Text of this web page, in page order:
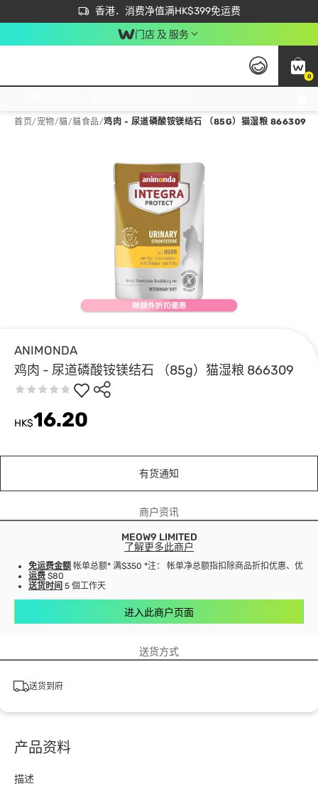
香港．消费净值满HK$399免运费
立即成为易赏钱会员尽享独家优惠
首次APP下单买满$450 输入 NEWAPP 即减$50
门店 及 服务
0
首页/ 宠物/貓/貓食品/鸡肉 - 尿道磷酸铵镁结石 （85G）猫湿粮 866309
ANIMONDA
鸡肉 - 尿道磷酸铵镁结石 （85g）猫湿粮 866309
HK$16.20
有货通知
商户资讯
MEOW9 LIMITED
了解更多此商户
免运费金额 帐单总额* 满$350 *注： 帐单净总额指扣除商品折扣优惠、优惠
运费 $80
送货时间 5 個工作天
进入此商户页面
送货方式
送货到府
产品资料
描述